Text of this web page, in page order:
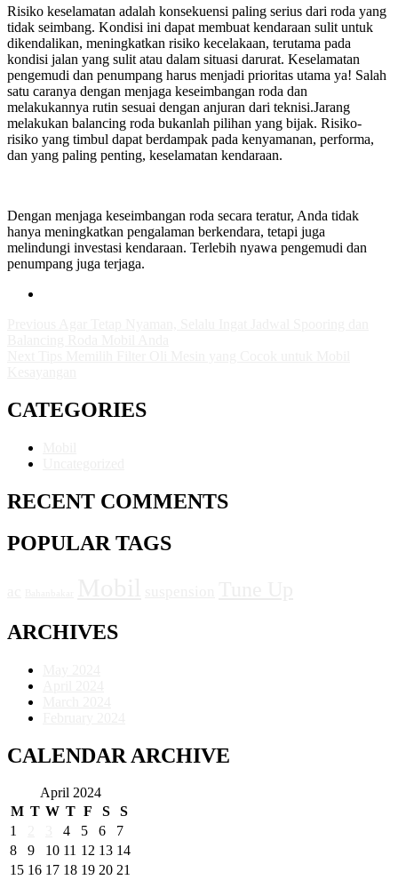
Risiko keselamatan adalah konsekuensi paling serius dari roda yang
tidak seimbang. Kondisi ini dapat membuat kendaraan sulit untuk
dikendalikan, meningkatkan risiko kecelakaan, terutama pada
kondisi jalan yang sulit atau dalam situasi darurat. Keselamatan
pengemudi dan penumpang harus menjadi prioritas utama ya! Salah
satu caranya dengan menjaga keseimbangan roda dan
melakukannya rutin sesuai dengan anjuran dari teknisi.Jarang
melakukan balancing roda bukanlah pilihan yang bijak. Risiko-
risiko yang timbul dapat berdampak pada kenyamanan, performa,
dan yang paling penting, keselamatan kendaraan.
Dengan menjaga keseimbangan roda secara teratur, Anda tidak
hanya meningkatkan pengalaman berkendara, tetapi juga
melindungi investasi kendaraan. Terlebih nyawa pengemudi dan
penumpang juga terjaga.
CATEGORIES
RECENT COMMENTS
POPULAR TAGS
ARCHIVES
CALENDAR ARCHIVE
April 2024
M T W T F S
S
1
4 5 6
7
8
9 10 11 12 13 14
15 16 17 18 19 20 21